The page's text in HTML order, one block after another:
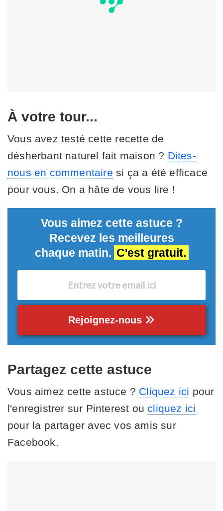
À votre tour...
Vous avez testé cette recette de
désherbant naturel fait maison ? Dites-
nous en commentaire si ça a été efficace
pour vous. On a hâte de vous lire !
Vous aimez cette astuce ?
Recevez les meilleures
chaque matin. C'est gratuit.
Rejoignez-nous
Partagez cette astuce
Vous aimez cette astuce ? Cliquez ici pour
l'enregistrer sur Pinterest ou cliquez ici
pour la partager avec vos amis sur
Facebook.